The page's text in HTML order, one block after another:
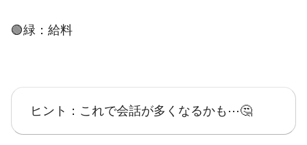
🟢緑：給料
ヒント：これで会話が多くなるかも⋯🤔